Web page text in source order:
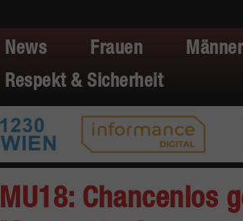
News Frauen Männer
Respekt & Sicherheit
MU18: Chancenlos